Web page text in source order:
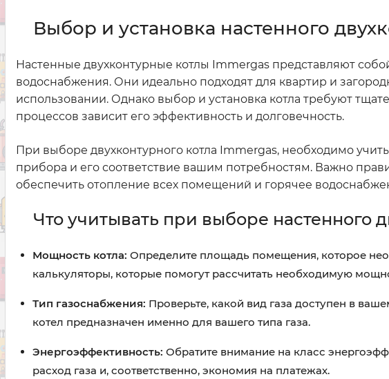
Выбор и установка настенного
Настенные двухконтурные котлы Immergas представляют
водоснабжения. Они идеально подходят для квартир и
использовании. Однако выбор и установка котла требуют
процессов зависит его эффективность и долговечность.
При выборе двухконтурного котла Immergas, необходимо
прибора и его соответствие вашим потребностям. Важно
обеспечить отопление всех помещений и горячее
Что учитывать при выборе настенного
Мощность котла: Определите площадь помещения, которое
калькуляторы, которые помогут рассчитать необходимую
Тип газоснабжения: Проверьте, какой вид газа доступен в
котел предназначен именно для вашего типа газа.
Энергоэффективность: Обратите внимание на класс
расход газа и, соответственно, экономия на платежах.